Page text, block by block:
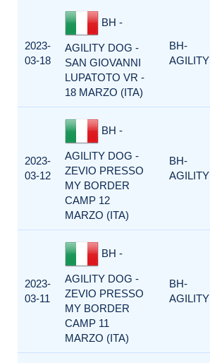
2023-
03-18
BH -
AGILITY DOG -
SAN GIOVANNI
LUPATOTO VR -
18 MARZO (ITA)
BH-
AGILITY
2023-
03-12
BH -
AGILITY DOG -
ZEVIO PRESSO
MY BORDER
CAMP 12
MARZO (ITA)
BH-
AGILITY
2023-
03-11
BH -
AGILITY DOG -
ZEVIO PRESSO
MY BORDER
CAMP 11
MARZO (ITA)
BH-
AGILITY